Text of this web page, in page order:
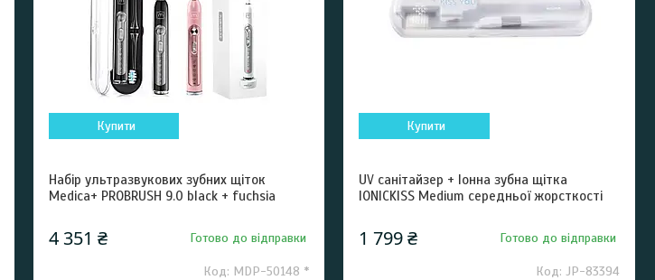
Купити
Набір ультразвукових зубних щіток
Medica+ PROBRUSH 9.0 black + fuchsia
4 351 ₴ Готово до відправки
MDP-50148 *
Купити
UV санітайзер + Іонна зубна щітка
IONICKISS Medium середньої жорсткості
1 799 ₴ Готово до відправки
JP-83394